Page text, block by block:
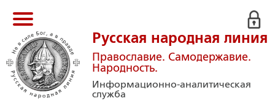
Русская народная линия
Православие. Самодержавие.
Народность.
Информационно-аналитическая
служба